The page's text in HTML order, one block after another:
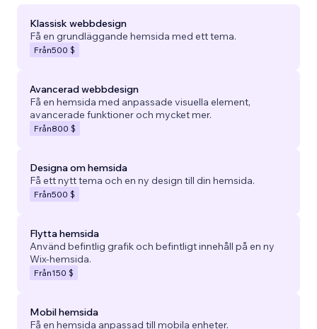
Klassisk webbdesign
Få en grundläggande hemsida med ett tema.
Från500 $
Avancerad webbdesign
Få en hemsida med anpassade visuella element,
avancerade funktioner och mycket mer.
Från800 $
Designa om hemsida
Få ett nytt tema och en ny design till din hemsida.
Från500 $
Flytta hemsida
Använd befintlig grafik och befintligt innehåll på en ny
Wix-hemsida.
Från150 $
Mobil hemsida
Få en hemsida anpassad till mobila enheter.